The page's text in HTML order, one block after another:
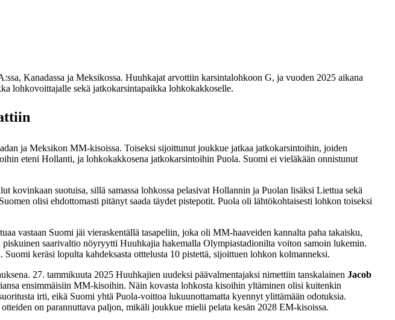
Kanadassa ja Meksikossa. Huuhkajat arvottiin karsintalohkoon G, ja vuoden 2025 aikana
lohkovoittajalle sekä jatkokarsintapaikka lohkokakkoselle.
ja Meksikon MM-kisoissa. Toiseksi sijoittunut joukkue jatkaa jatkokarsintoihin, joiden
eteni Hollanti, ja lohkokakkosena jatkokarsintoihin Puola. Suomi ei vieläkään onnistunut
suotuisa, sillä samassa lohkossa pelasivat Hollannin ja Puolan lisäksi Liettua sekä
olisi ehdottomasti pitänyt saada täydet pistepotit. Puola oli lähtökohtaisesti lohkon toiseksi
vastaan Suomi jäi vieraskentällä tasapeliin, joka oli MM-haaveiden kannalta paha takaisku,
saarivaltio nöyryytti Huuhkajia hakemalla Olympiastadionilta voiton samoin lukemin.
keräsi lopulta kahdeksasta otttelusta 10 pistettä, sijoittuen lohkon kolmanneksi.
27. tammikuuta 2025 Huuhkajien uudeksi päävalmentajaksi nimettiin tanskalainen Jacob
ensimmäisiin MM-kisoihin. Näin kovasta lohkosta kisoihin yltäminen olisi kuitenkin
irti, eikä Suomi yhtä Puola-voittoa lukuunottamatta kyennyt ylittämään odotuksia.
on parannuttava paljon, mikäli joukkue mielii pelata kesän 2028 EM-kisoissa.